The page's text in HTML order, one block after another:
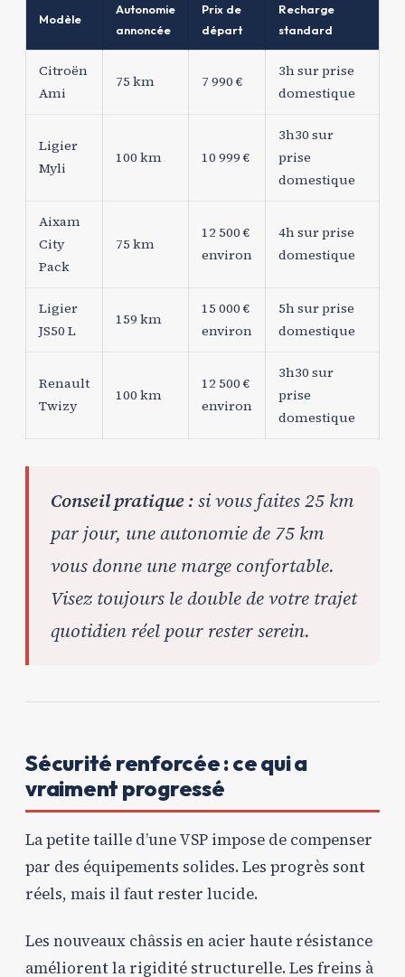
Modèle
Autonomie
annoncée
Prix de
départ
Recharge
standard
Citroën
Ami
75 km 7 990 €
3h sur prise
domestique
Ligier
Myli
100 km 10 999 €
3h30 sur
prise
domestique
Aixam
City
Pack
75 km
12 500 €
environ
4h sur prise
domestique
Ligier
JS50 L
159 km
15 000 €
environ
5h sur prise
domestique
Renault
Twizy
100 km
12 500 €
environ
3h30 sur
prise
domestique
Conseil pratique :si vous faites 25 km
par jour, une autonomie de 75 km
vous donne une marge confortable.
Visez toujours le double de votre trajet
quotidien réel pour rester serein.
Sécurité renforcée : ce qui a
vraiment progressé
La petite taille d’une VSP impose de compenser
par des équipements solides. Les progrès sont
réels, mais il faut rester lucide.
Les nouveaux châssis en acier haute résistance
améliorent la rigidité structurelle. Les freins à